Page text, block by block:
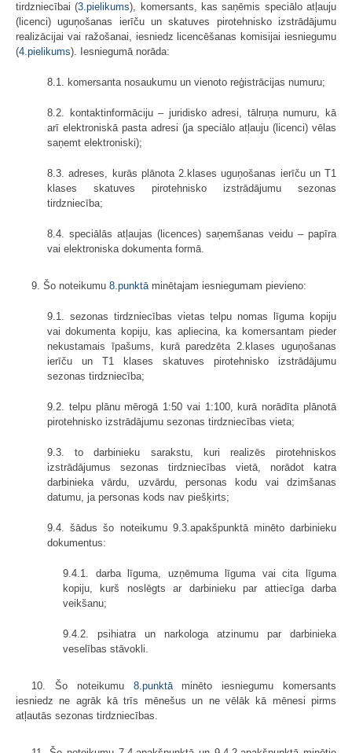
tirdzniecībai (3.pielikums), komersants, kas saņēmis speciālo atļauju
(licenci) uguņošanas ierīču un skatuves pirotehnisko izstrādājumu
realizācijai vai ražošanai, iesniedz licencēšanas komisijai iesniegumu
(4.pielikums). Iesniegumā norāda:
8.1. komersanta nosaukumu un vienoto reģistrācijas numuru;
8.2. kontaktinformāciju – juridisko adresi, tālruņa numuru, kā
arī elektroniskā pasta adresi (ja speciālo atļauju (licenci) vēlas
saņemt elektroniski);
8.3. adreses, kurās plānota 2.klases uguņošanas ierīču un T1
klases skatuves pirotehnisko izstrādājumu sezonas
tirdzniecība;
8.4. speciālās atļaujas (licences) saņemšanas veidu – papīra
vai elektroniska dokumenta formā.
9. Šo noteikumu 8.punktāminētajam iesniegumam pievieno:
9.1. sezonas tirdzniecības vietas telpu nomas līguma kopiju
vai dokumenta kopiju, kas apliecina, ka komersantam pieder
nekustamais īpašums, kurā paredzēta 2.klases uguņošanas
ierīču un T1 klases skatuves pirotehnisko izstrādājumu
sezonas tirdzniecība;
9.2. telpu plānu mērogā 1:50 vai 1:100, kurā norādīta plānotā
pirotehnisko izstrādājumu sezonas tirdzniecības vieta;
9.3. to darbinieku sarakstu, kuri realizēs pirotehniskos
izstrādājumus sezonas tirdzniecības vietā, norādot katra
darbinieka vārdu, uzvārdu, personas kodu vai dzimšanas
datumu, ja personas kods nav piešķirts;
9.4. šādus šo noteikumu 9.3.apakšpunktā minēto darbinieku
dokumentus:
9.4.1. darba līguma, uzņēmuma līguma vai cita līguma
kopiju, kurš noslēgts ar darbinieku par attiecīga darba
veikšanu;
9.4.2. psihiatra un narkologa atzinumu par darbinieka
veselības stāvokli.
10. Šo noteikumu 8.punktāminēto iesniegumu komersants
iesniedz ne agrāk kā trīs mēnešus un ne vēlāk kā mēnesi pirms
atļautās sezonas tirdzniecības.